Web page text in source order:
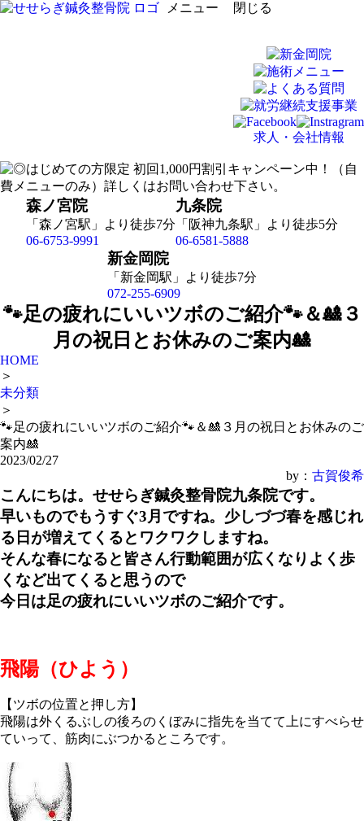
メニュー 閉じる
求人・会社情報
森ノ宮院
「森ノ宮駅」より徒歩7分
06-6753-9991
九条院
「阪神九条駅」より徒歩5分
06-6581-5888
新金岡院
「新金岡駅」より徒歩7分
072-255-6909
🐾足の疲れにいいツボのご紹介🐾＆🎎３
月の祝日とお休みのご案内🎎
HOME
＞
未分類
＞
🐾足の疲れにいいツボのご紹介🐾＆🎎３月の祝日とお休みのご
案内🎎
2023/02/27
by： 古賀俊希
こんにちは。せせらぎ鍼灸整骨院九条院です。
早いものでもうすぐ3月ですね。少しづづ春を感じれ
る日が増えてくるとワクワクしますね。
そんな春になると皆さん行動範囲が広くなりよく歩
くなど出てくると思うので
今日は足の疲れにいいツボのご紹介です。
飛陽（ひよう）
【ツボの位置と押し方】
飛陽は外くるぶしの後ろのくぼみに指先を当てて上にすべらせ
ていって、筋肉にぶつかるところです。